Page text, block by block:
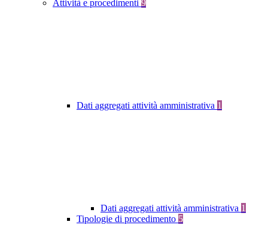
Attività e procedimenti 9
Dati aggregati attività amministrativa 1
Dati aggregati attività amministrativa 1
Tipologie di procedimento 5